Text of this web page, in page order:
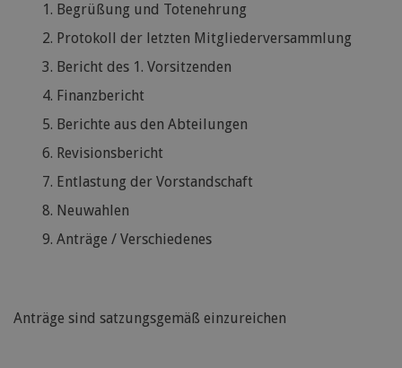
Begrüßung und Totenehrung
Protokoll der letzten Mitgliederversammlung
Bericht des 1. Vorsitzenden
Finanzbericht
Berichte aus den Abteilungen
Revisionsbericht
Entlastung der Vorstandschaft
Neuwahlen
Anträge / Verschiedenes
Anträge sind satzungsgemäß einzureichen